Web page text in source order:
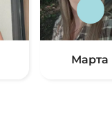
Марта